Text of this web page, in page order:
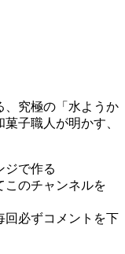
、究極の「水ようか
子職人が明かす、
ジで作る
このチャンネルを
回必ずコメントを下